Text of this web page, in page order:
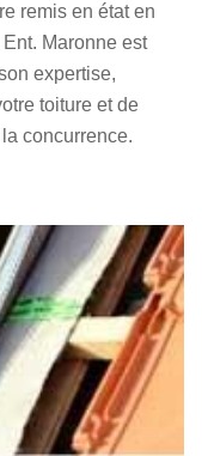
remis en état en
Maronne est
expertise,
toiture et de
concurrence.